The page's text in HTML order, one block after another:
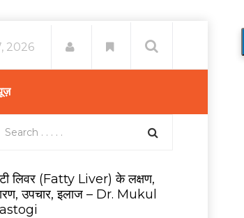
2026
लिवर (Fatty Liver) के लक्षण,
उपचार, इलाज – Dr. Mukul